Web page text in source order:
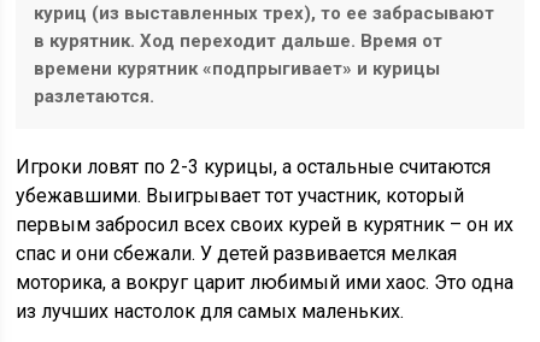
куриц (из выставленных трех), то ее забрасывают
в курятник. Ход переходит дальше. Время от
времени курятник «подпрыгивает» и курицы
разлетаются.
Игроки ловят по 2-3 курицы, а остальные считаются
убежавшими. Выигрывает тот участник, который
первым забросил всех своих курей в курятник – он их
спас и они сбежали. У детей развивается мелкая
моторика, а вокруг царит любимый ими хаос. Это одна
из лучших настолок для самых маленьких.